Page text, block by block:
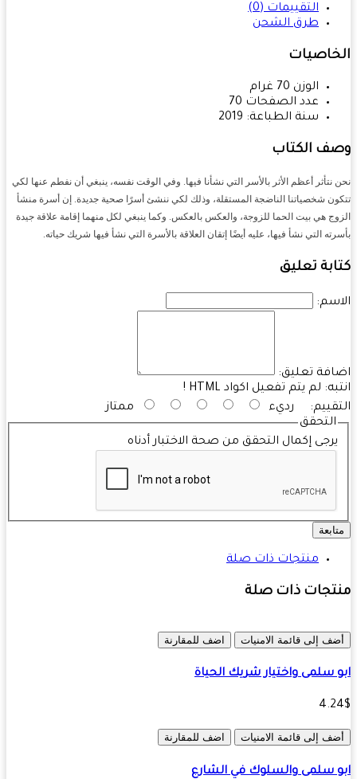
التقييمات (0)
طرق الشحن
الوزن 70
غرام
عدد الصفحات 70
سنة الطباعة: 2019
الكتاب
نتأثر أعظم الأثر بالأسر التي نشأنا فيها. وفي الوقت نفسه، ينبغي أن نفطم عنها لكي
شخصياتنا الناضجة المستقلة، وذلك لكي ننشئ أسرًا صحية جديدة. إن أسرة منشأ
هي بيت الحما للزوجة، والعكس بالعكس. وكما ينبغي لكل منهما إقامة علاقة جيدة
التي نشأ فيها، عليه أيضًا إتقان العلاقة بالأسرة التي نشأ فيها شريك حياته.
تعليق
تعليق:
لم يتم تفعيل اكواد HTML !
رديء
ممتاز
التحقق
يرجى إكمال التحقق من صحة الاختبار أدناه
منتجات ذات صلة
ذات صلة
إلى قائمة الامنيات اضف للمقارنة
سلمى واختيار شريك الحياة
إلى قائمة الامنيات اضف للمقارنة
سلمى والسلوك في الشارع